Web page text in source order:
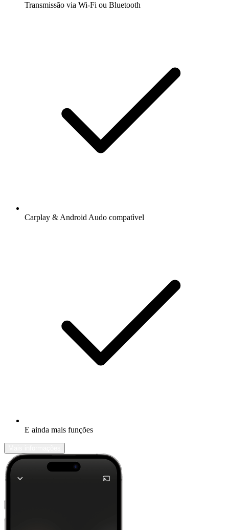
Transmissão via Wi-Fi ou Bluetooth
Carplay & Android Audo compatìvel
E ainda mais funções